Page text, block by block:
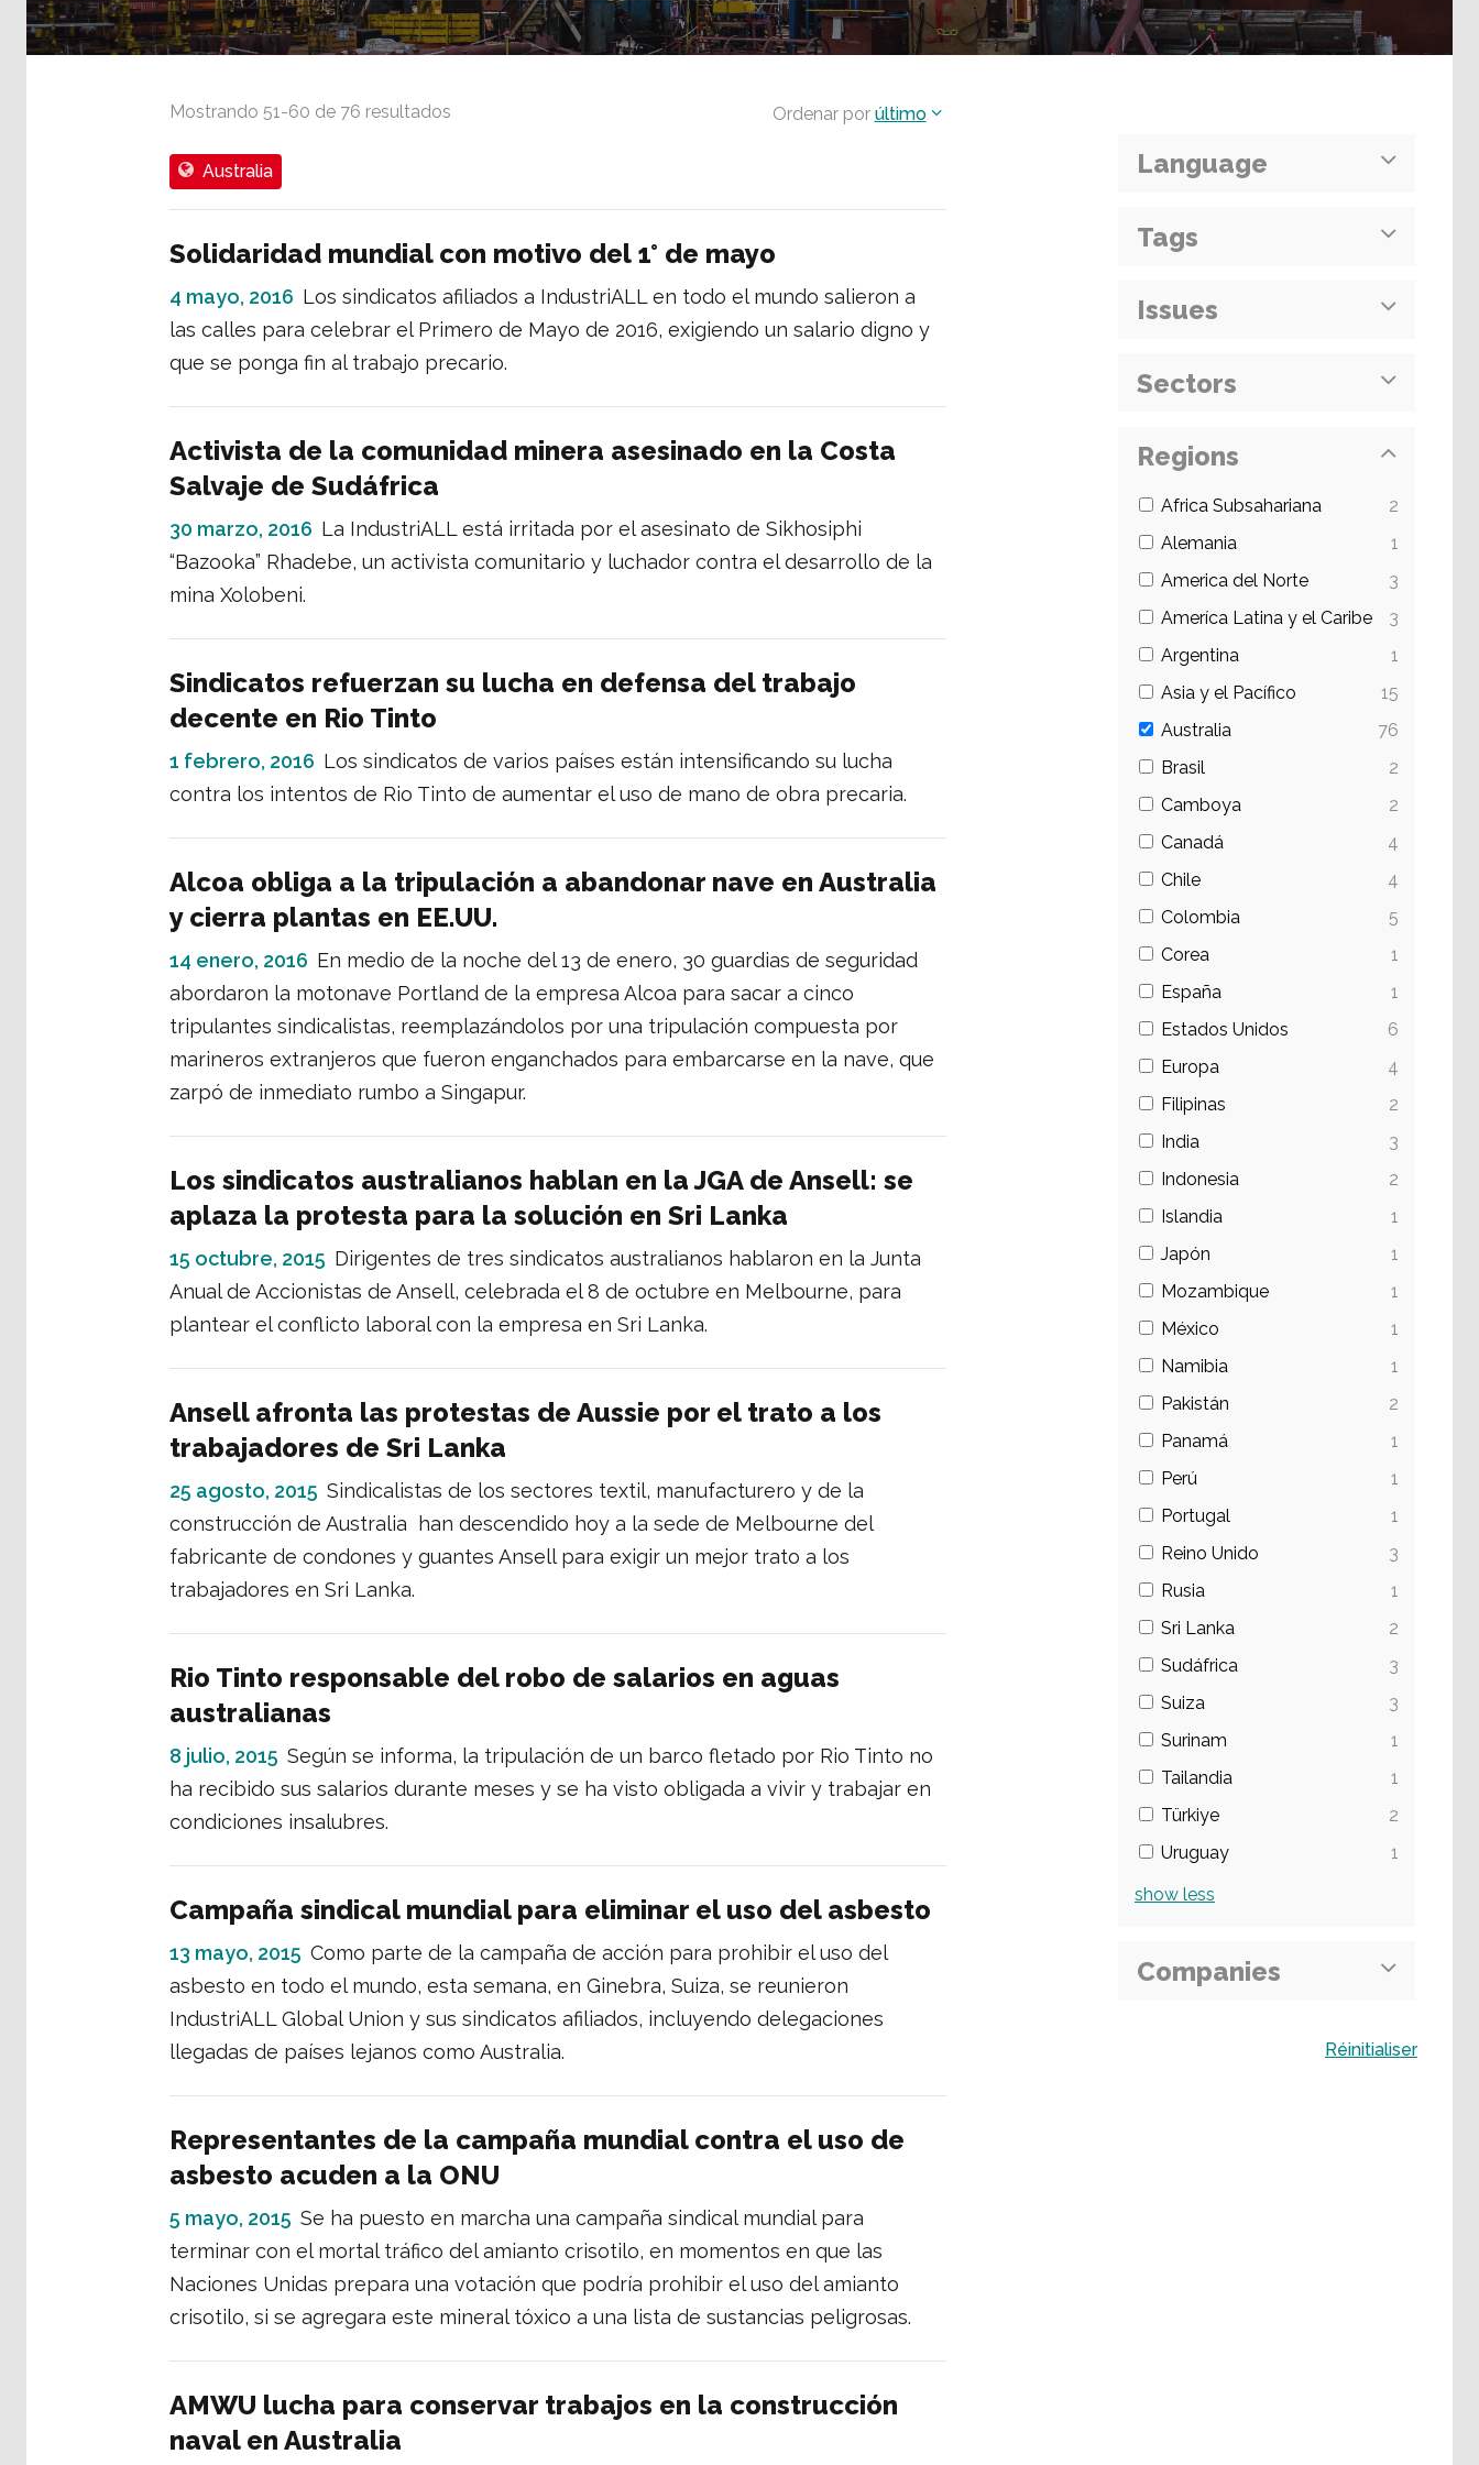
Mostrando 51-60 de 76 resultados Ordenar por último
Australia
Solidaridad mundial con motivo del 1° de mayo
4 mayo, 2016 Los sindicatos afiliados a IndustriALL en todo el mundo salieron a
las calles para celebrar el Primero de Mayo de 2016, exigiendo un salario digno y
que se ponga fin al trabajo precario.
Activista de la comunidad minera asesinado en la Costa
Salvaje de Sudáfrica
30 marzo, 2016 La IndustriALL está irritada por el asesinato de Sikhosiphi
“Bazooka” Rhadebe, un activista comunitario y luchador contra el desarrollo de la
mina Xolobeni.
Sindicatos refuerzan su lucha en defensa del trabajo
decente en Rio Tinto
1 febrero, 2016 Los sindicatos de varios países están intensificando su lucha
contra los intentos de Rio Tinto de aumentar el uso de mano de obra precaria.
Alcoa obliga a la tripulación a abandonar nave en Australia
y cierra plantas en EE.UU.
14 enero, 2016 En medio de la noche del 13 de enero, 30 guardias de seguridad
abordaron la motonave Portland de la empresa Alcoa para sacar a cinco
tripulantes sindicalistas, reemplazándolos por una tripulación compuesta por
marineros extranjeros que fueron enganchados para embarcarse en la nave, que
zarpó de inmediato rumbo a Singapur.
Los sindicatos australianos hablan en la JGA de Ansell: se
aplaza la protesta para la solución en Sri Lanka
15 octubre, 2015 Dirigentes de tres sindicatos australianos hablaron en la Junta
Anual de Accionistas de Ansell, celebrada el 8 de octubre en Melbourne, para
plantear el conflicto laboral con la empresa en Sri Lanka.
Ansell afronta las protestas de Aussie por el trato a los
trabajadores de Sri Lanka
25 agosto, 2015 Sindicalistas de los sectores textil, manufacturero y de la
construcción de Australia han descendido hoy a la sede de Melbourne del
fabricante de condones y guantes Ansell para exigir un mejor trato a los
trabajadores en Sri Lanka.
Rio Tinto responsable del robo de salarios en aguas
australianas
8 julio, 2015 Según se informa, la tripulación de un barco fletado por Rio Tinto no
ha recibido sus salarios durante meses y se ha visto obligada a vivir y trabajar en
condiciones insalubres.
Campaña sindical mundial para eliminar el uso del asbesto
13 mayo, 2015 Como parte de la campaña de acción para prohibir el uso del
asbesto en todo el mundo, esta semana, en Ginebra, Suiza, se reunieron
IndustriALL Global Union y sus sindicatos afiliados, incluyendo delegaciones
llegadas de países lejanos como Australia.
Representantes de la campaña mundial contra el uso de
asbesto acuden a la ONU
5 mayo, 2015 Se ha puesto en marcha una campaña sindical mundial para
terminar con el mortal tráfico del amianto crisotilo, en momentos en que las
Naciones Unidas prepara una votación que podría prohibir el uso del amianto
crisotilo, si se agregara este mineral tóxico a una lista de sustancias peligrosas.
AMWU lucha para conservar trabajos en la construcción
naval en Australia
Language
Tags
Issues
Sectors
Regions
Africa Subsahariana
2
Alemania
1
America del Norte
3
Ameríca Latina y el Caribe
3
Argentina
1
Asia y el Pacífico
15
Australia
76
Brasil
2
Camboya
2
Canadá
4
Chile
4
Colombia
5
Corea
1
España
1
Estados Unidos
6
Europa
4
Filipinas
2
India
3
Indonesia
2
Islandia
1
Japón
1
Mozambique
1
México
1
Namibia
1
Pakistán
2
Panamá
1
Perú
1
Portugal
1
Reino Unido
3
Rusia
1
Sri Lanka
2
Sudáfrica
3
Suiza
3
Surinam
1
Tailandia
1
Türkiye
2
Uruguay
1
show less
Companies
Réinitialiser